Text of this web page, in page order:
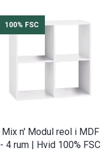
100% FSC
Mix n' Modul reol i MDF
- 4 rum | Hvid 100% FSC